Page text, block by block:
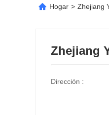
Hogar > Zhejiang
Zhejiang
Dirección :